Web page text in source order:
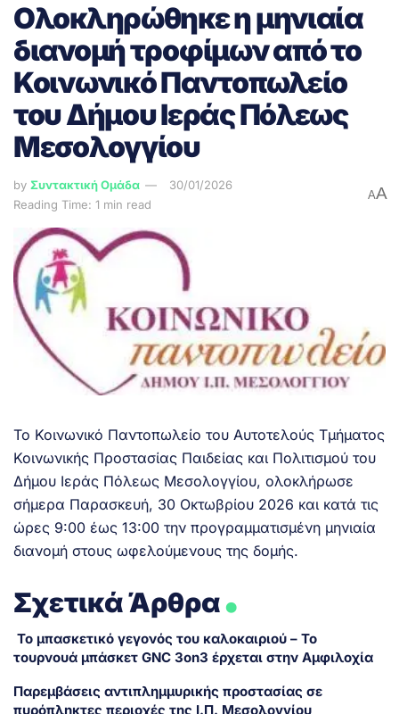
Ολοκληρώθηκε η μηνιαία
διανομή τροφίμων από το
Κοινωνικό Παντοπωλείο
του Δήμου Ιεράς Πόλεως
Μεσολογγίου
by Συντακτική Ομάδα
30/01/2026
Reading Time: 1 min read
AA
Το Κοινωνικό Παντοπωλείο του Αυτοτελούς Τμήματος
Κοινωνικής Προστασίας Παιδείας και Πολιτισμού του
Δήμου Ιεράς Πόλεως Μεσολογγίου, ολοκλήρωσε
σήμερα Παρασκευή, 30 Οκτωβρίου 2026 και κατά τις
ώρες 9:00 έως 13:00 την προγραμματισμένη μηνιαία
διανομή στους ωφελούμενους της δομής.
Σχετικά Άρθρα.
Το μπασκετικό γεγονός του καλοκαιριού – Το
τουρνουά μπάσκετ GNC 3on3 έρχεται στην Αμφιλοχία
Παρεμβάσεις αντιπλημμυρικής προστασίας σε
πυρόπληκτες περιοχές της Ι.Π. Μεσολογγίου